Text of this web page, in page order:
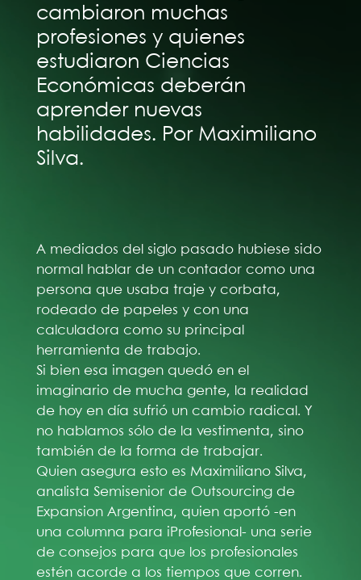
cambiaron muchas
profesiones y quienes
estudiaron Ciencias
Económicas deberán
aprender nuevas
habilidades. Por Maximiliano
Silva.
A mediados del siglo pasado hubiese sido
normal hablar de un contador como una
persona que usaba traje y corbata,
rodeado de papeles y con una
calculadora como su principal
herramienta de trabajo.
Si bien esa imagen quedó en el
imaginario de mucha gente, la realidad
de hoy en día sufrió un cambio radical. Y
no hablamos sólo de la vestimenta, sino
también de la forma de trabajar.
Quien asegura esto es Maximiliano Silva,
analista Semisenior de Outsourcing de
Expansion Argentina, quien aportó -en
una columna para iProfesional- una serie
de consejos para que los profesionales
estén acorde a los tiempos que corren.